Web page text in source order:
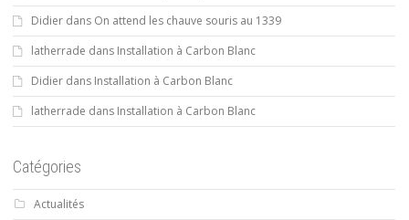
Didier dans On attend les chauve souris au 1339
latherrade dans Installation à Carbon Blanc
Didier dans Installation à Carbon Blanc
latherrade dans Installation à Carbon Blanc
Catégories
Actualités